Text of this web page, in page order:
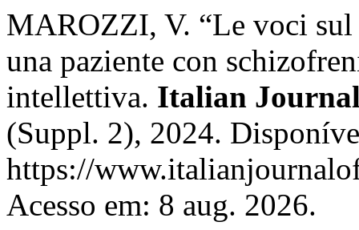
MAROZZI, V. “Le voci
una paziente con
intellettiva. Italian
(Suppl. 2), 2024.
https://
Acesso em: 8 aug. 2026.